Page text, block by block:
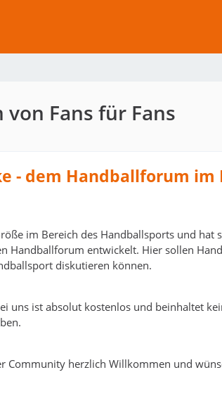
Fans für Fans
- dem Handballforum
im Bereich des Handballsports und hat
Handballforum entwickelt. Hier sollen
diskutieren können.
uns ist absolut kostenlos und beinhaltet
Community herzlich Willkommen und